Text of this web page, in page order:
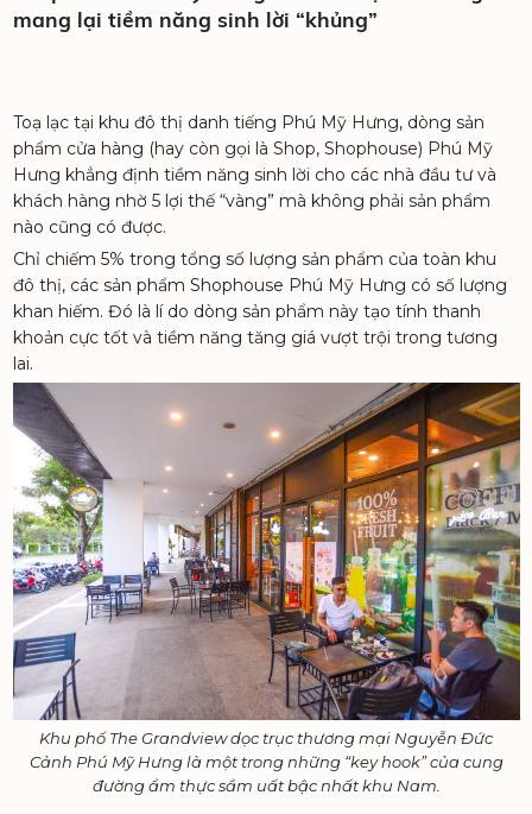
mang lại tiềm năng sinh lời “khủng”
Toạ lạc tại khu đô thị danh tiếng Phú Mỹ Hưng, dòng sản
phẩm cửa hàng (hay còn gọi là Shop, Shophouse) Phú Mỹ
Hưng khẳng định tiềm năng sinh lời cho các nhà đầu tư và
khách hàng nhờ 5 lợi thế “vàng” mà không phải sản phẩm
nào cũng có được.
Chỉ chiếm 5% trong tổng số lượng sản phẩm của toàn khu
đô thị, các sản phẩm Shophouse Phú Mỹ Hưng có số lượng
khan hiếm. Đó là lí do dòng sản phẩm này tạo tính thanh
khoản cực tốt và tiềm năng tăng giá vượt trội trong tương
lai.
Khu phố The Grandview dọc trục thương mại Nguyễn Đức
Cảnh Phú Mỹ Hưng là một trong những “key hook” của cung
đường ẩm thực sầm uất bậc nhất khu Nam.